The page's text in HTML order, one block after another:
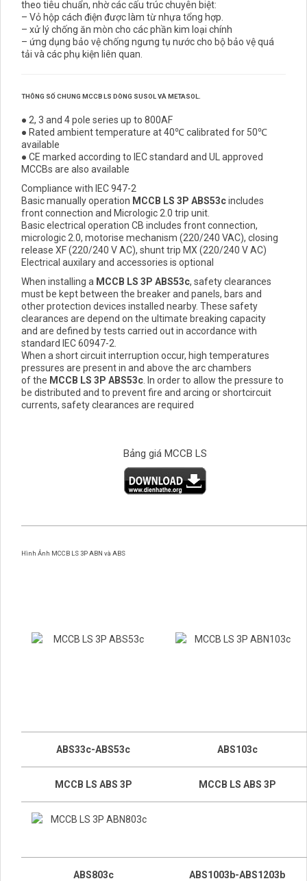
theo tiêu chuẩn, nhờ các cấu trúc chuyên biệt:
– Vỏ hộp cách điện được làm từ nhựa tổng hợp.
– xử lý chống ăn mòn cho các phần kim loại chính
– ứng dụng bảo vệ chống ngưng tụ nước cho bộ bảo vệ quá
tải và các phụ kiện liên quan.
THÔNG SỐ CHUNG MCCB LS DÒNG SUSOL VÀ METASOL.
● 2, 3 and 4 pole series up to 800AF
● Rated ambient temperature at 40℃ calibrated for 50℃
available
● CE marked according to IEC standard and UL approved
MCCBs are also available
Compliance with IEC 947-2
Basic manually operation MCCB LS 3P ABS53cincludes
front connection and Micrologic 2.0 trip unit.
Basic electrical operation CB includes front connection,
micrologic 2.0, motorise mechanism (220/240 VAC), closing
release XF (220/240 V AC), shunt trip MX (220/240 V AC)
Electrical auxilary and accessories is optional
When installing a MCCB LS 3P ABS53c, safety clearances
must be kept between the breaker and panels, bars and
other protection devices installed nearby. These safety
clearances are depend on the ultimate breaking capacity
and are defined by tests carried out in accordance with
standard IEC 60947-2.
When a short circuit interruption occur, high temperatures
pressures are present in and above the arc chambers
of the MCCB LS 3P ABS53c . In order to allow the pressure to
be distributed and to prevent fire and arcing or shortcircuit
currents, safety clearances are required
Bảng giá MCCB LS
Hình Ảnh MCCB LS 3P ABN và ABS
ABS33c-ABS53c ABS103c
MCCB LS ABS 3P MCCB LS ABS 3P
ABS803c ABS1003b-ABS1203b